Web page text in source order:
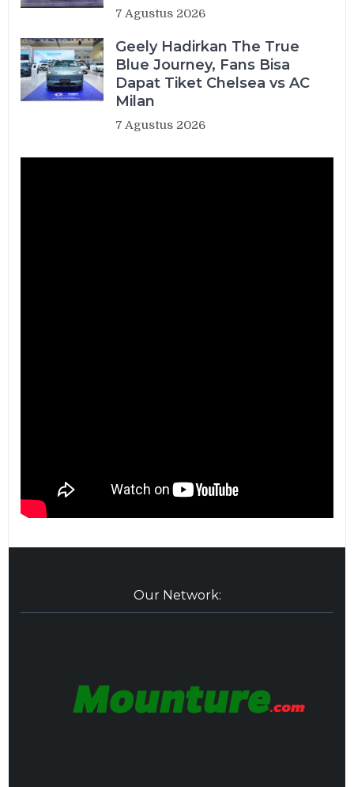
7 Agustus 2026
Geely Hadirkan The True
Blue Journey, Fans Bisa
Dapat Tiket Chelsea vs AC
Milan
7 Agustus 2026
Our Network: